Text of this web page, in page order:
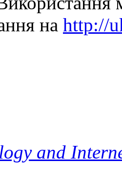
на http://
and